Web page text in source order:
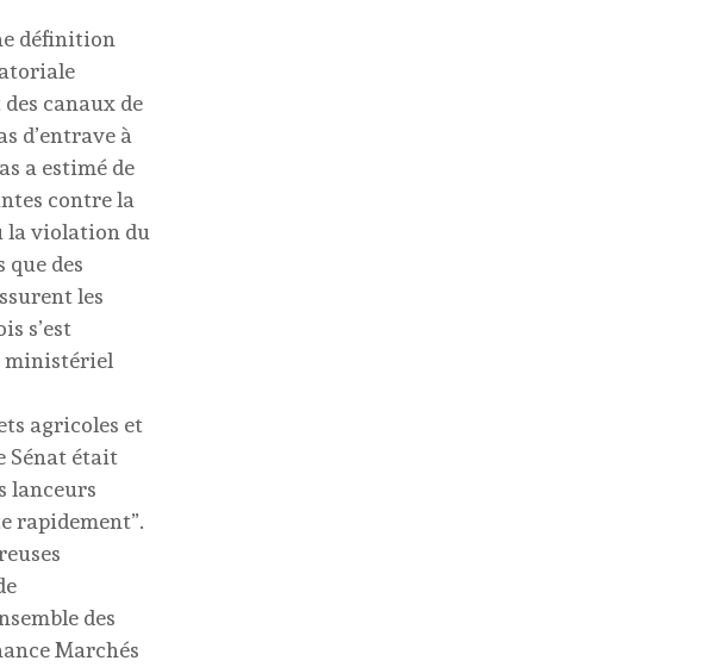
définition
canaux de
d’entrave à
a estimé de
contre la
la violation du
que des
les
s’est
ministériel
agricoles et
Sénat était
lanceurs
rapidement”.
des
Marchés